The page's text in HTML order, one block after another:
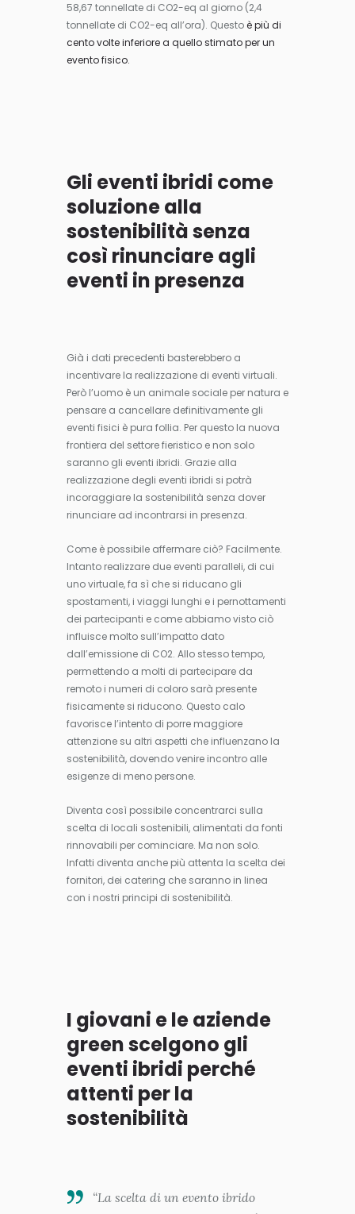
58,67 tonnellate di CO2-eq al giorno (2,4
tonnellate di CO2-eq all’ora). Questoè più di
cento volte inferiore a quello stimato per un
evento fisico.
Gli eventi ibridi come
soluzione alla
sostenibilità senza
così rinunciare agli
eventi in presenza
Già i dati precedenti basterebbero a
incentivare la realizzazione di eventi virtuali.
Però l’uomo è un animale sociale per natura e
pensare a cancellare definitivamente gli
eventi fisici è pura follia. Per questo la nuova
frontiera del settore fieristico e non solo
saranno gli eventi ibridi. Grazie alla
realizzazione degli eventi ibridi si potrà
incoraggiare la sostenibilità senza dover
rinunciare ad incontrarsi in presenza.
Come è possibile affermare ciò? Facilmente.
Intanto realizzare due eventi paralleli, di cui
uno virtuale, fa sì che si riducano gli
spostamenti, i viaggi lunghi e i pernottamenti
dei partecipanti e come abbiamo visto ciò
influisce molto sull’impatto dato
dall’emissione di CO2. Allo stesso tempo,
permettendo a molti di partecipare da
remoto i numeri di coloro sarà presente
fisicamente si riducono. Questo calo
favorisce l’intento di porre maggiore
attenzione su altri aspetti che influenzano la
sostenibilità, dovendo venire incontro alle
esigenze di meno persone.
Diventa così possibile concentrarci sulla
scelta di locali sostenibili, alimentati da fonti
rinnovabili per cominciare. Ma non solo.
Infatti diventa anche più attenta la scelta dei
fornitori, dei catering che saranno in linea
con i nostri principi di sostenibilità.
I giovani e le aziende
green scelgono gli
eventi ibridi perché
attenti per la
sostenibilità
“La scelta di un evento ibrido